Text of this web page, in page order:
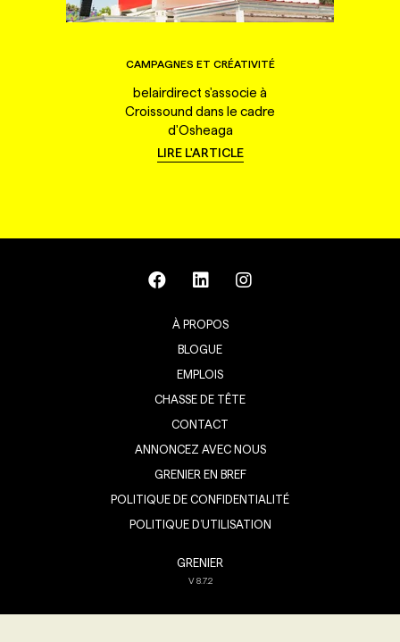
CAMPAGNES ET CRÉATIVITÉ
belairdirect s'associe à
Croissound dans le cadre
d'Osheaga
LIRE L'ARTICLE
À PROPOS
BLOGUE
EMPLOIS
CHASSE DE TÊTE
CONTACT
ANNONCEZ AVEC NOUS
GRENIER EN BREF
POLITIQUE DE CONFIDENTIALITÉ
POLITIQUE D’UTILISATION
GRENIER
V8.7.2